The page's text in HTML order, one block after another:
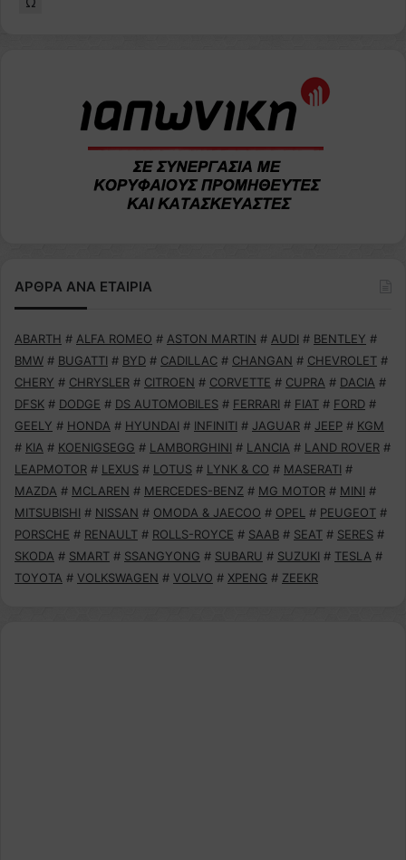
ΑΡΘΡΑ ΑΝΑ ΕΤΑΙΡΙΑ
ABARTH # ALFA ROMEO # ASTON MARTIN # AUDI # BENTLEY #
BMW # BUGATTI # BYD # CADILLAC # CHANGAN # CHEVROLET #
CHERY # CHRYSLER # CITROEN # CORVETTE # CUPRA # DACIA #
DFSK # DODGE # DS AUTOMOBILES # FERRARI # FIAT # FORD #
GEELY # HONDA # HYUNDAI # INFINITI # JAGUAR # JEEP # KGM
# KIA # KOENIGSEGG # LAMBORGHINI # LANCIA # LAND ROVER #
LEAPMOTOR # LEXUS # LOTUS # LYNK & CO # MASERATI #
MAZDA # MCLAREN # MERCEDES-BENZ # MG MOTOR # MINI #
MITSUBISHI # NISSAN # OMODA & JAECOO # OPEL # PEUGEOT #
PORSCHE # RENAULT # ROLLS-ROYCE # SAAB # SEAT # SERES #
SKODA # SMART # SSANGYONG # SUBARU # SUZUKI # TESLA #
TOYOTA # VOLKSWAGEN # VOLVO # XPENG # ZEEKR